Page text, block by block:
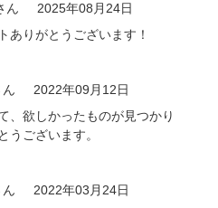
ん
2025年08月24日
ありがとうございます！
ん
2022年09月12日
、欲しかったものが見つかり
うございます。
ん
2022年03月24日